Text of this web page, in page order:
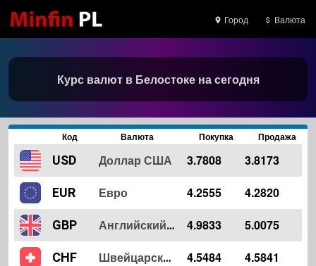
Город Валюта
Курс валют в Белостоке на сегодня
Код Валюта Покупка Продажа
USD Доллар США 3.7808 3.8173
EUR Евро 4.2555 4.2820
GBP Английский фунт 4.9833 5.0075
CHF Швейцарский франк 4.5484 4.5841